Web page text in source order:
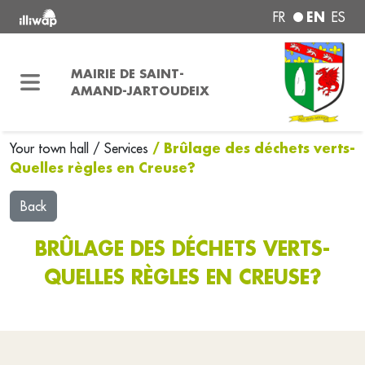
FR EN ES
MAIRIE DE SAINT-
AMAND-JARTOUDEIX
Your town hall / Services / Brûlage des déchets verts-
Quelles règles en Creuse?
Back
BRÛLAGE DES DÉCHETS VERTS-
QUELLES RÈGLES EN CREUSE?